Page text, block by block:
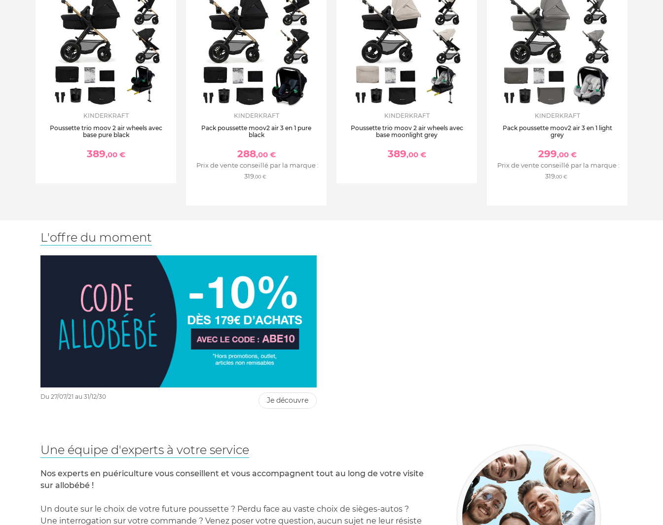
KINDERKRAFT
Poussette trio moov 2 air wheels avec
base pure black
389,00 €
KINDERKRAFT
Pack poussette moov2 air 3 en 1 pure
black
288,00 €
Prix de vente conseillé par la marque :
319,00 €
KINDERKRAFT
Poussette trio moov 2 air wheels avec
base moonlight grey
389,00 €
KINDERKRAFT
Pack poussette moov2 air 3 en 1 light
grey
299,00 €
Prix de vente conseillé par la marque :
319,00 €
L'offre du moment
Du 27/07/21 au 31/12/30 je découvre
Une équipe d'experts à votre service
Nos experts en puériculture vous conseillent et vous accompagnent tout au long de votre visite
sur allobébé !
Un doute sur le choix de votre future poussette ? Perdu face au vaste choix de sièges-autos ?
Une interrogation sur votre commande ? Venez poser votre question, aucun sujet ne leur résiste